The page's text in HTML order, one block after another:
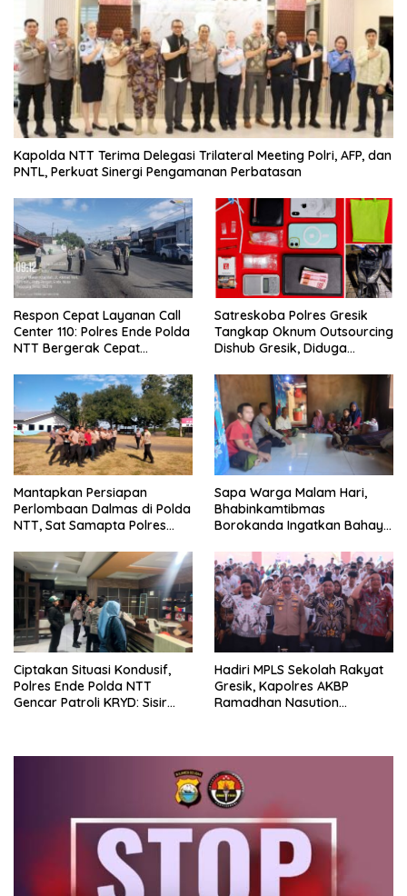
Kapolda NTT Terima Delegasi Trilateral Meeting Polri, AFP, dan
PNTL, Perkuat Sinergi Pengamanan Perbatasan
Respon Cepat Layanan Call
Center 110: Polres Ende Polda
NTT Bergerak Cepat
Simpang Lima
Satreskoba Polres Gresik
Tangkap Oknum Outsourcing
Dishub Gresik, Diduga
Bangkalan
Mantapkan Persiapan
Perlombaan Dalmas di Polda
NTT, Sat Samapta Polres
Peningkatan Kemampuan
Sapa Warga Malam Hari,
Bhabinkamtibmas
Borokanda Ingatkan Bahaya
Kamtibmas
Ciptakan Situasi Kondusif,
Polres Ende Polda NTT
Gencar Patroli KRYD: Sisir
Hadiri MPLS Sekolah Rakyat
Gresik, Kapolres AKBP
Ramadhan Nasution